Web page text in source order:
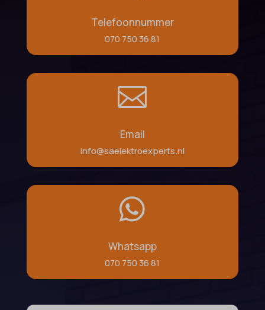
Telefoonnummer
070 750 36 81

Email
info@saelektroexperts.nl

Whatsapp
070 750 36 81